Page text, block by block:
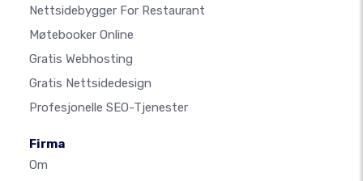
Nettsidebygger For Restaurant
Møtebooker Online
Gratis Webhosting
Gratis Nettsidedesign
Profesjonelle SEO-Tjenester
Firma
Om